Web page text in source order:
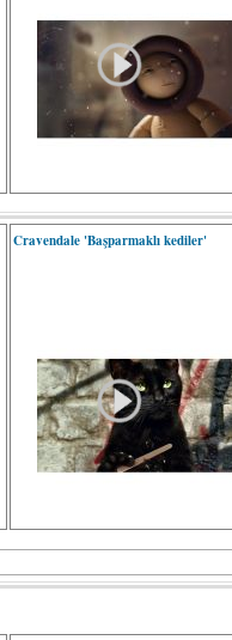
Cravendale 'Başparmaklı kediler'